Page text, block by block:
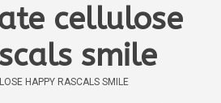
cellulose
smile
HAPPY RASCALS SMILE